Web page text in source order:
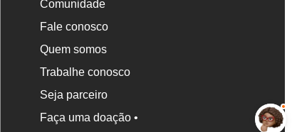
Comunidade
Fale conosco
Quem somos
Trabalhe conosco
Seja parceiro
Faça uma doação •